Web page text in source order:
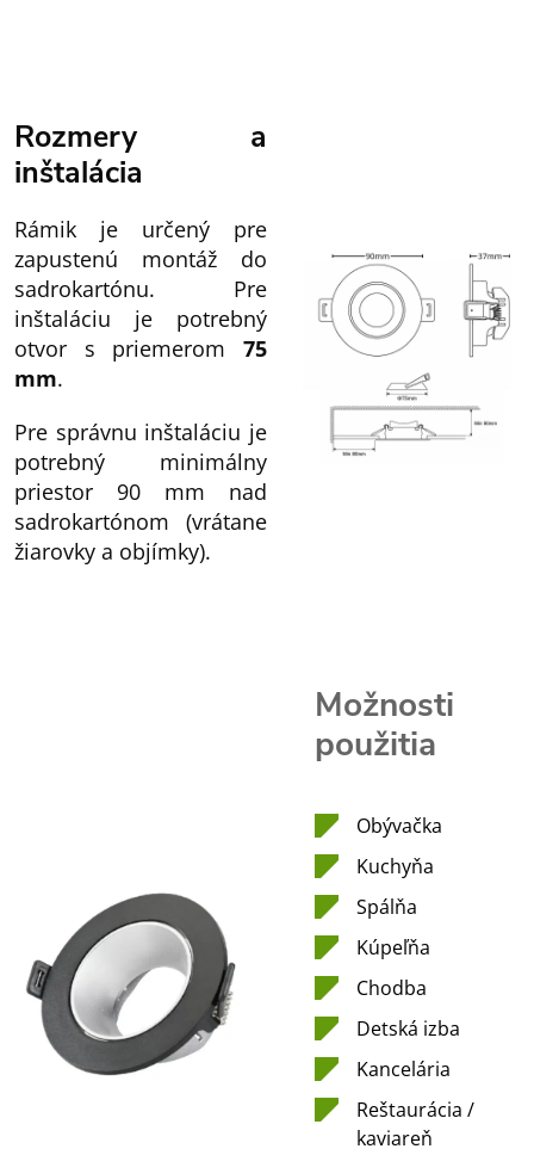
Rozmery a
inštalácia
Rámik je určený pre
zapustenú montáž do
sadrokartónu. Pre
inštaláciu je potrebný
otvor s priemerom 75
mm.
Pre správnu inštaláciu je
potrebný minimálny
priestor 90 mm nad
sadrokartónom (vrátane
žiarovky a objímky).
Možnosti
použitia
Obývačka
Kuchyňa
Spálňa
Kúpeľňa
Chodba
Detská izba
Kancelária
Reštaurácia /
kaviareň